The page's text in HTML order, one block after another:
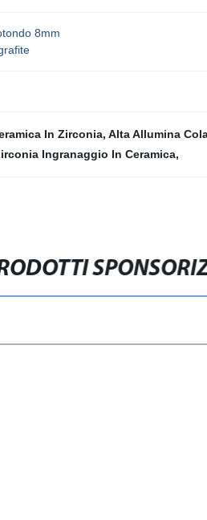
8mm
In Zirconia, Alta Allumina
Ingranaggio In Ceramica,